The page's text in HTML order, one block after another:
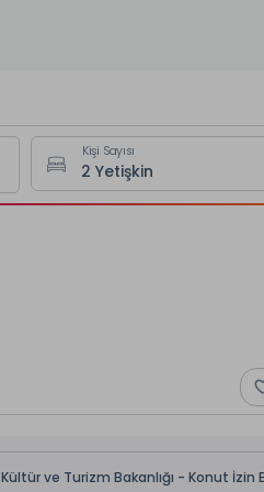
Kişi Sayısı
Kültür ve Turizm Bakanlığı - Konut İzin